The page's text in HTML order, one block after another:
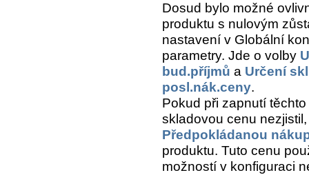
Dosud bylo možné
produktu s nulovým
nastavení v Globální
parametry. Jde o volby
bud.příjmů a Určení
posl.nák.ceny.
Pokud při zapnutí
skladovou cenu
Předpokládanou
produktu. Tuto cenu
možností v konfiguraci